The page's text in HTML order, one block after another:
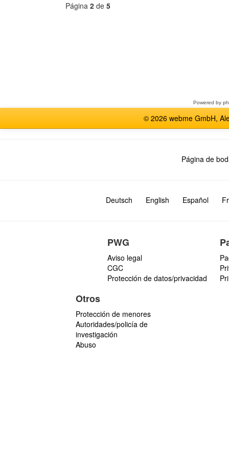
Página 2 de 5
Powered by
© 2026 webme GmbH,
Página de
Deutsch English Español
PWG
Aviso legal
CGC
Protección de datos/privacidad
Otros
Protección de menores
Autoridades/policía de
investigación
Abuso